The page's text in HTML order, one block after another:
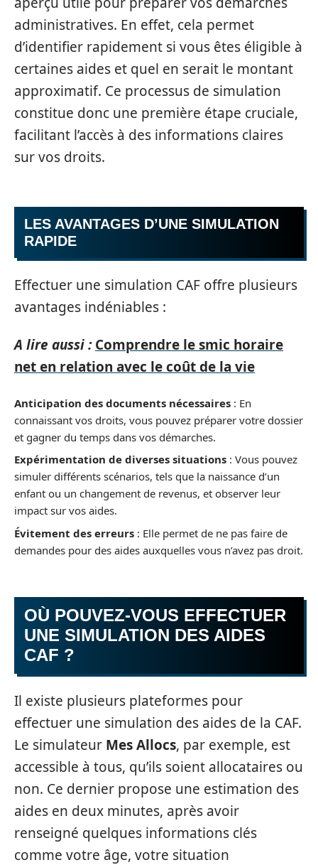
administratives. En effet, cela permet
d’identifier rapidement si vous êtes éligible à
certaines aides et quel en serait le montant
approximatif. Ce processus de simulation
constitue donc une première étape cruciale,
facilitant l’accès à des informations claires
sur vos droits.
LES AVANTAGES D’UNE SIMULATION
RAPIDE
Effectuer une simulation CAF offre plusieurs
avantages indéniables :
A lire aussi : Comprendre le smic horaire
net en relation avec le coût de la vie
Anticipation des documents nécessaires : En
connaissant vos droits, vous pouvez préparer votre dossier
et gagner du temps dans vos démarches.
Expérimentation de diverses situations : Vous pouvez
simuler différents scénarios, tels que la naissance d’un
enfant ou un changement de revenus, et observer leur
impact sur vos aides.
Évitement des erreurs : Elle permet de ne pas faire de
demandes pour des aides auxquelles vous n’avez pas droit.
OÙ POUVEZ-VOUS EFFECTUER
UNE SIMULATION DES AIDES
CAF ?
Il existe plusieurs plateformes pour
effectuer une simulation des aides de la CAF.
Le simulateur Mes Allocs, par exemple, est
accessible à tous, qu’ils soient allocataires ou
non. Ce dernier propose une estimation des
aides en deux minutes, après avoir
renseigné quelques informations clés
comme votre âge, votre situation